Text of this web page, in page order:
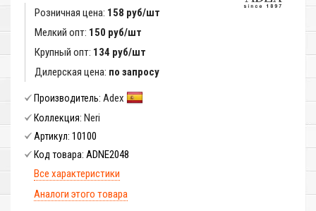
Розничная цена: 158 руб/шт
Мелкий опт: 150 руб/шт
Крупный опт: 134 руб/шт
Дилерская цена: по запросу
Производитель: Adex
Коллекция: Neri
Артикул: 10100
Код товара: ADNE2048
Все характеристики
Аналоги этого товара